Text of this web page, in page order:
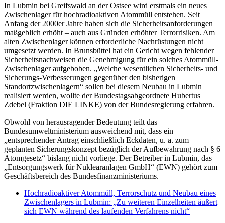
In Lubmin bei Greifswald an der Ostsee wird erstmals ein neues
Zwischenlager für hochradioaktiven Atommüll entstehen. Seit
Anfang der 2000er Jahre haben sich die Sicherheitsanforderungen
maßgeblich erhöht – auch aus Gründen erhöhter Terrorrisiken. Am
alten Zwischenlager können erforderliche Nachrüstungen nicht
umgesetzt werden. In Brunsbüttel hat ein Gericht wegen fehlender
Sicherheitsnachweisen die Genehmigung für ein solches Atommüll-
Zwischenlager aufgeboben. „Welche wesentlichen Sicherheits- und
Sicherungs-Verbesserungen gegenüber den bisherigen
Standortzwischenlagern“ sollen bei diesem Neubau in Lubmin
realisiert werden, wollte der Bundestagsabgeordnete Hubertus
Zdebel (Fraktion DIE LINKE) von der Bundesregierung erfahren.
Obwohl von herausragender Bedeutung teilt das
Bundesumweltministerium ausweichend mit, dass ein
„entsprechender Antrag einschließlich Eckdaten, u. a. zum
geplanten Sicherungskonzept bezüglich der Aufbewahrung nach § 6
Atomgesetz“ bislang nicht vorliege. Der Betreiber in Lubmin, das
„Entsorgungswerk für Nuklearanlagen GmbH“ (EWN) gehört zum
Geschäftsbereich des Bundesfinanzministeriums.
Hochradioaktiver Atommüll, Terrorschutz und Neubau eines
Zwischenlagers in Lubmin: „Zu weiteren Einzelheiten äußert
sich EWN während des laufenden Verfahrens nicht“